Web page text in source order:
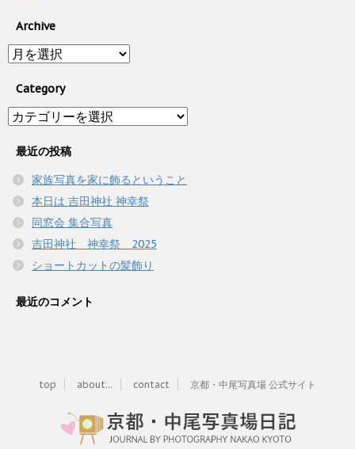
Archive
Archive
Category
Category
最近の投稿
家族写真を家に飾るということ
本日は 吉田神社 神幸祭
同窓会 集合写真
吉田神社 神幸祭 2025
ショートカットの髪飾り
最近のコメント
top about... contact 京都・中尾写真場 公式サイト